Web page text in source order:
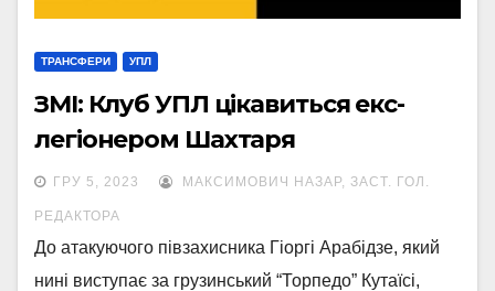
ТРАНСФЕРИ УПЛ
ЗМІ: Клуб УПЛ цікавиться екс-
легіонером Шахтаря
ГРУ 5, 2023 МАКСИМОВИЧ НАЗАР, ЗАСТ. ГОЛ.
РЕДАКТОРА
До атакуючого півзахисника Гіоргі Арабідзе, який
нині виступає за грузинський “Торпедо” Кутаїсі,